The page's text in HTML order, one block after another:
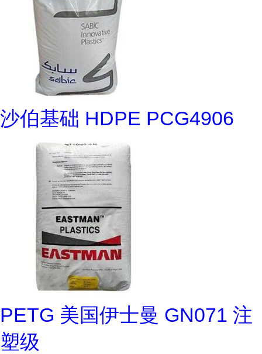
沙伯基础 HDPE PCG4906
PETG 美国伊士曼 GN071 注
塑级